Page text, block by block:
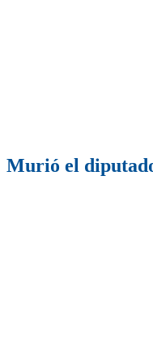
Murió el